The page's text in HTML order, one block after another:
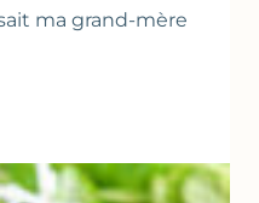
ma grand-mère